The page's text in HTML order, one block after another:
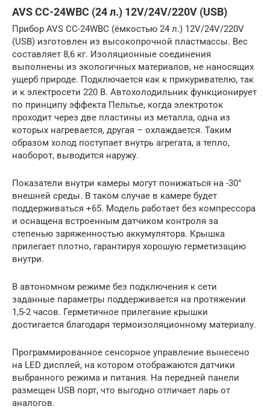
AVS CC-24WBC (24 л.) 12V/24V/220V (USB)
Прибор AVS CC-24WBC (ёмкостью 24 л.) 12V/24V/220V
(USB) изготовлен из высокопрочной пластмассы. Вес
составляет 8,6 кг. Изоляционные соединения
выполнены из экологичных материалов, не наносящих
ущерб природе. Подключается как к прикуривателю, так
и к электросети 220 В. Автохолодильник функционирует
по принципу эффекта Пельтье, когда электроток
проходит через две пластины из металла, одна из
которых нагревается, другая – охлаждается. Таким
образом холод поступает внутрь агрегата, а тепло,
наоборот, выводится наружу.
Показатели внутри камеры могут понижаться на -30°
внешней среды. В таком случае в камере будет
поддерживаться +65. Модель работает без компрессора
и оснащена встроенным датчиком контроля за
степенью заряженностью аккумулятора. Крышка
прилегает плотно, гарантируя хорошую герметизацию
внутри.
В автономном режиме без подключения к сети
заданные параметры поддерживается на протяжении
1,5-2 часов. Герметичное прилегание крышки
достигается благодаря термоизоляционному материалу.
Программированное сенсорное управление вынесено
на LED дисплей, на котором отображаются датчики
выбранного режима и питания. На передней панели
размещен USB порт, что выгодно отличает ларь от
аналогов.